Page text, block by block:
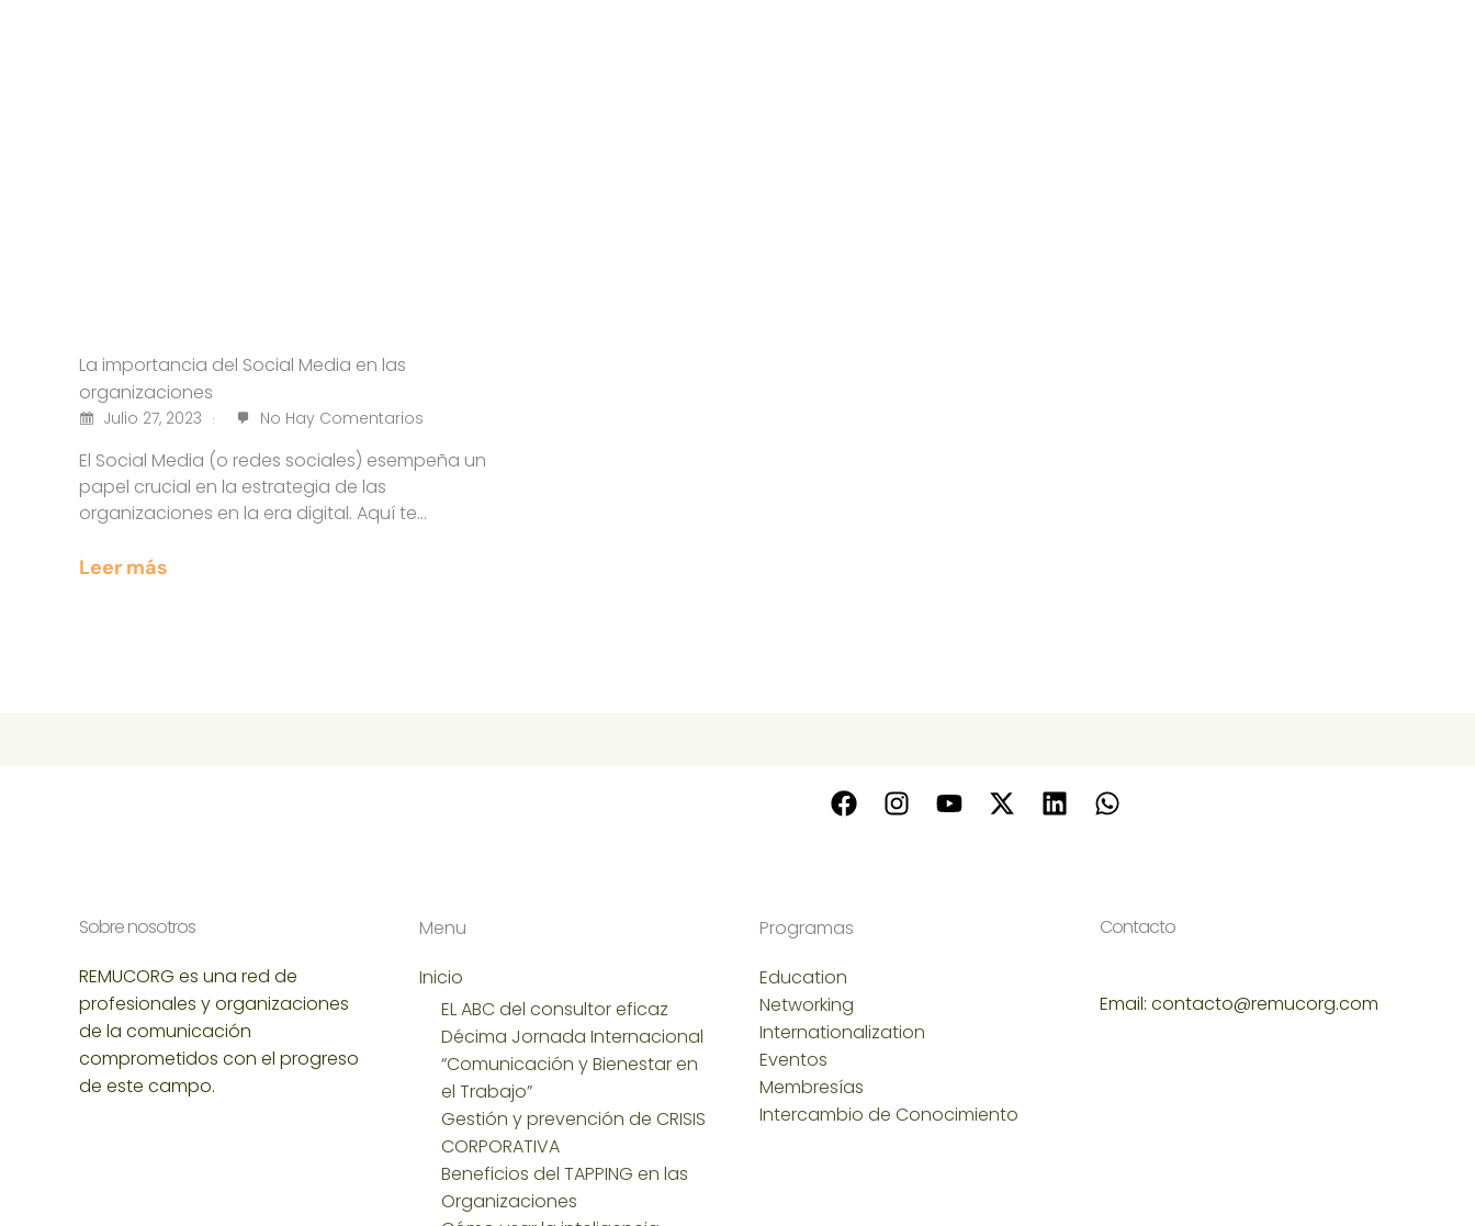
La importancia del Social Media en las
organizaciones
Julio 27, 2023 No Hay Comentarios
El Social Media (o redes sociales) esempeña un
papel crucial en la estrategia de las
organizaciones en la era digital. Aquí te…
Leer más
Sobre nosotros
REMUCORG es una red de
profesionales y organizaciones
de la comunicación
comprometidos con el progreso
de este campo.
Menu
Inicio
EL ABC del consultor eficaz
Décima Jornada Internacional
“Comunicación y Bienestar en
el Trabajo”
Gestión y prevención de CRISIS
CORPORATIVA
Beneficios del TAPPING en las
Organizaciones
Programas
Education
Networking
Internationalization
Eventos
Membresías
Intercambio de Conocimiento
Contacto
Email: contacto@remucorg.com